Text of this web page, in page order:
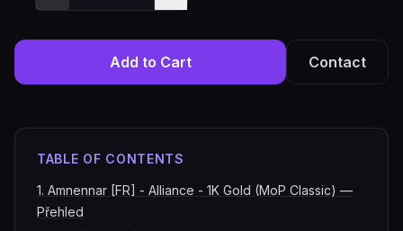
Add to Cart Contact
TABLE OF CONTENTS
1. Amnennar [FR] - Alliance - 1K Gold (MoP Classic) —
Přehled